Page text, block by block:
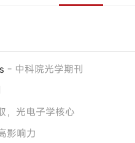
- 中科院光学期刊
，光电子学核心
影响力